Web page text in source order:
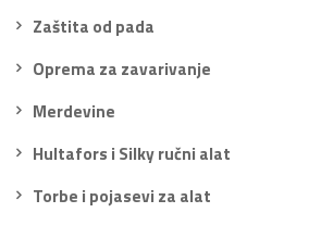
Zaštita od pada
Oprema za zavarivanje
Merdevine
Hultafors i Silky ručni alat
Torbe i pojasevi za alat